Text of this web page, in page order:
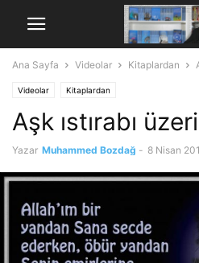
Ana Sayfa Videolar Kitaplardan
Videolar Kitaplardan
Aşk ıstırabı
Yazar Muhammed Bozdağ - 8 Nisan